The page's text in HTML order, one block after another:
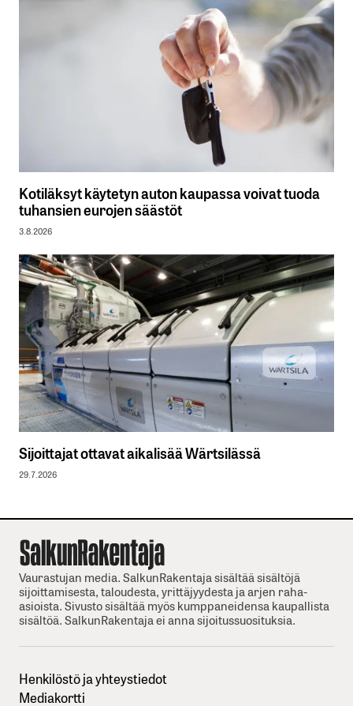
Kotiläksyt käytetyn auton kaupassa voivat tuoda
tuhansien eurojen säästöt
3.8.2026
Sijoittajat ottavat aikalisää Wärtsilässä
29.7.2026
Vaurastujan media. SalkunRakentaja sisältää sisältöjä
sijoittamisesta, taloudesta, yrittäjyydesta ja arjen raha-
asioista. Sivusto sisältää myös kumppaneidensa kaupallista
sisältöä. SalkunRakentaja ei anna sijoitussuosituksia.
Henkilöstö ja yhteystiedot
Mediakortti